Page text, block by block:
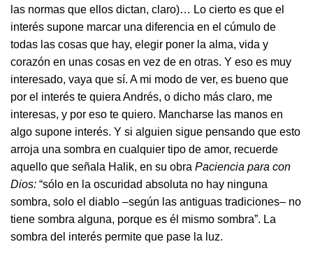
las normas que ellos dictan, claro)… Lo cierto es que el
interés supone marcar una diferencia en el cúmulo de
todas las cosas que hay, elegir poner la alma, vida y
corazón en unas cosas en vez de en otras. Y eso es muy
interesado, vaya que sí. A mi modo de ver, es bueno que
por el interés te quiera Andrés, o dicho más claro, me
interesas, y por eso te quiero. Mancharse las manos en
algo supone interés. Y si alguien sigue pensando que esto
arroja una sombra en cualquier tipo de amor, recuerde
aquello que señala Halik, en su obra Paciencia para con
Dios: “sólo en la oscuridad absoluta no hay ninguna
sombra, solo el diablo ‒según las antiguas tradiciones‒ no
tiene sombra alguna, porque es él mismo sombra”. La
sombra del interés permite que pase la luz.